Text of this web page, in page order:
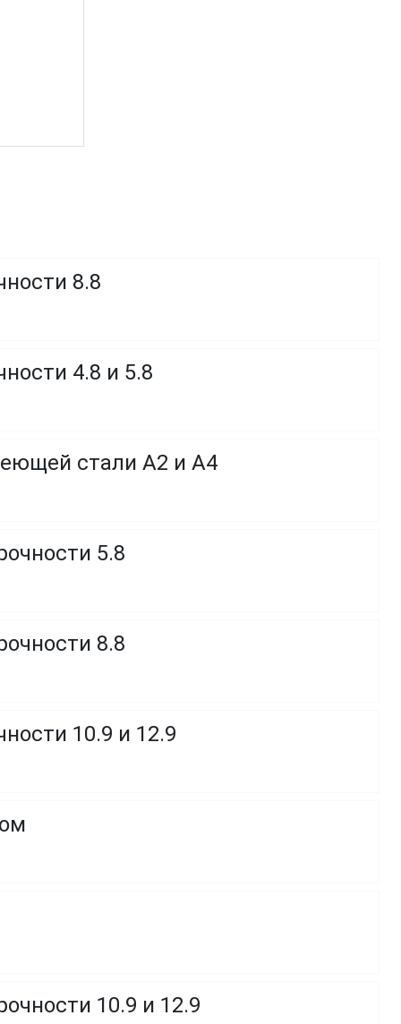
8.8
4.8 и 5.8
стали A2 и A4
5.8
8.8
10.9 и 12.9
10.9 и 12.9